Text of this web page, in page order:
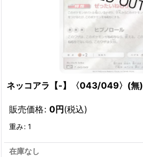
ネッコアラ【-】〈043/049〉(無)
販売価格: 0円(税込)
重み: 1
在庫なし